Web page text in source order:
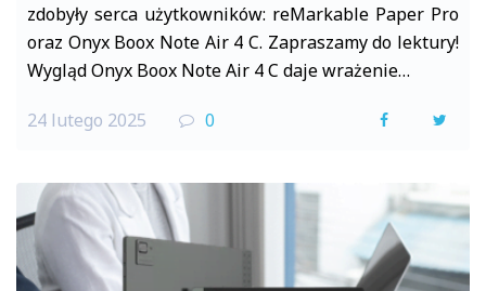
zdobyły serca użytkowników: reMarkable Paper Pro
oraz Onyx Boox Note Air 4 C. Zapraszamy do lektury!
Wygląd Onyx Boox Note Air 4 C daje wrażenie…
24 lutego 2025 0
F
c
e
t